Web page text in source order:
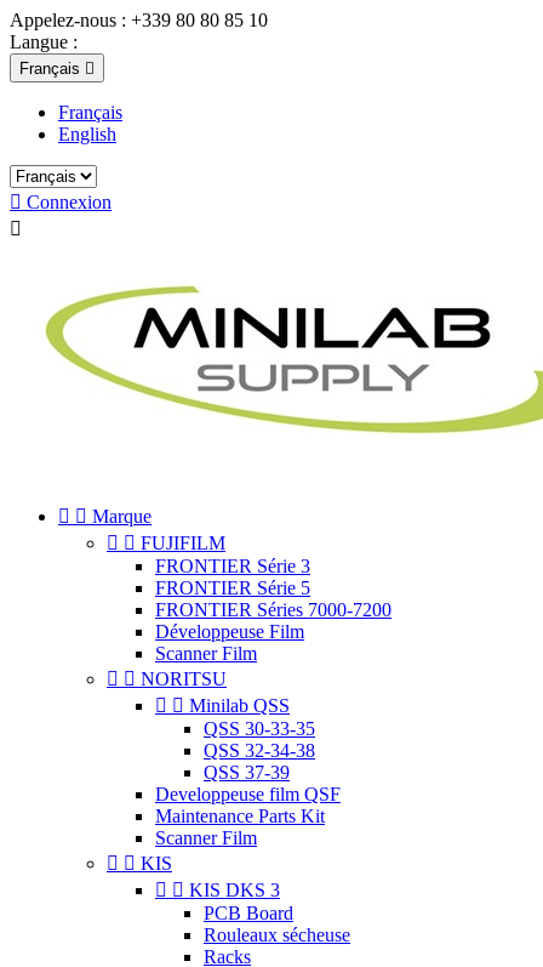
Appelez-nous : +339 80 80 85 10
Langue :
Français 
Français
English
 Connexion

  Marque
  FUJIFILM
FRONTIER Série 3
FRONTIER Série 5
FRONTIER Séries 7000-7200
Développeuse Film
Scanner Film
  NORITSU
  Minilab QSS
QSS 30-33-35
QSS 32-34-38
QSS 37-39
Developpeuse film QSF
Maintenance Parts Kit
Scanner Film
  KIS
  KIS DKS 3
PCB Board
Rouleaux sécheuse
Racks